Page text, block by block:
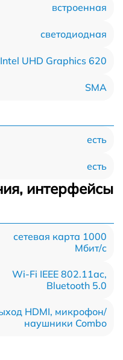
встроенная
светодиодная
Intel UHD Graphics 620
SMA
есть
есть
интерфейсы
сетевая карта 1000
Мбит/c
Wi-Fi IEEE 802.11ac,
Bluetooth 5.0
HDMI, микрофон/
наушники Combo